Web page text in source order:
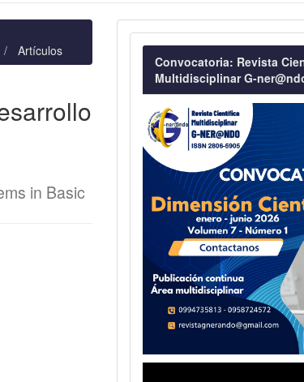
Artículos
in Basic
Convocatoria
Convocatoria: Revista
Multidisciplinar G-